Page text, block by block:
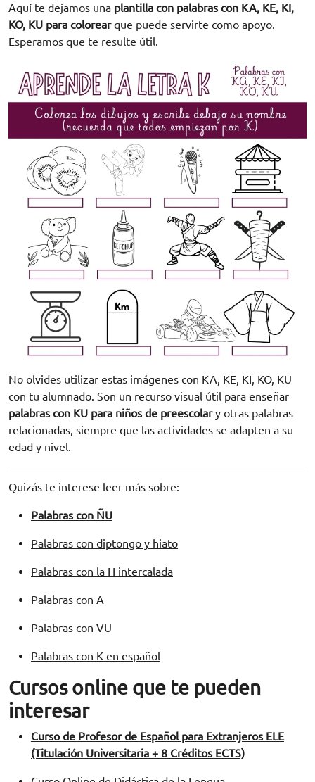
Aquí te dejamos una plantilla con palabras con KA, KE, KI,
KO, KU para colorearque puede servirte como apoyo.
Esperamos que te resulte útil.
No olvides utilizar estas imágenes con KA, KE, KI, KO, KU
con tu alumnado. Son un recurso visual útil para enseñar
palabras con KU para niños de preescolary otras palabras
relacionadas, siempre que las actividades se adapten a su
edad y nivel.
Quizás te interese leer más sobre:
Palabras con ÑU
Palabras con diptongo y hiato
Palabras con la H intercalada
Palabras con A
Palabras con VU
Palabras con K en español
Cursos online que te pueden
interesar
Curso de Profesor de Español para Extranjeros ELE
(Titulación Universitaria + 8 Créditos ECTS)